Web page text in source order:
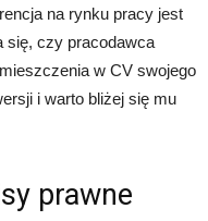
na rynku pracy jest
się, czy pracodawca
w CV swojego
i warto bliżej się mu
prawne